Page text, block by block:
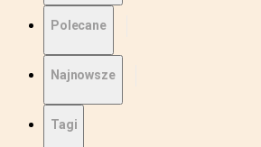
Polecane
Najnowsze
Tagi